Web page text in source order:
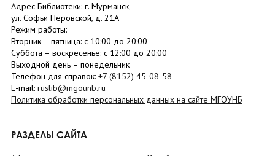
Адрес Библиотеки: г. Мурманск,
ул. Софьи Перовской, д. 21А
Режим работы:
Вторник – пятница: с 10:00 до 20:00
Суббота – воскресенье: c 12:00 до 20:00
Выходной день – понедельник
Телефон для справок: +7 (8152) 45-08-58
E-mail: ruslib@mgounb.ru
Политика обработки персональных данных на сайте МГОУНБ
РАЗДЕЛЫ САЙТА